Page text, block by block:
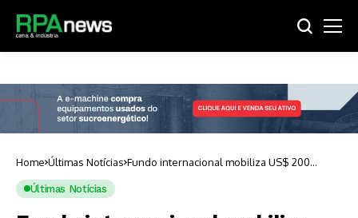
Home Últimas Notícias Fundo internacional mobiliza US$ 200
Últimas Notícias